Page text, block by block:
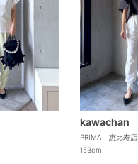
kawachan
PRIMA 恵比寿店
153cm